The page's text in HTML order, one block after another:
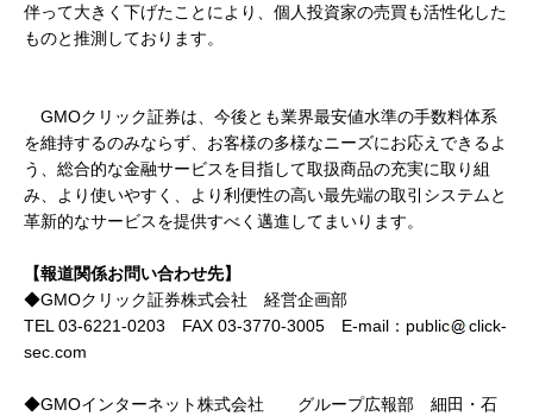
伴って大きく下げたことにより、個人投資家の売買も活性化した
ものと推測しております。
GMOクリック証券は、今後とも業界最安値水準の手数料体系
を維持するのみならず、お客様の多様なニーズにお応えできるよ
う、総合的な金融サービスを目指して取扱商品の充実に取り組
み、より使いやすく、より利便性の高い最先端の取引システムと
革新的なサービスを提供すべく邁進してまいります。
【報道関係お問い合わせ先】
◆GMOクリック証券株式会社 経営企画部
TEL 03-6221-0203 FAX 03-3770-3005 E-mail：public
click-
sec.com
◆GMOインターネット株式会社 グループ広報部 細田・石